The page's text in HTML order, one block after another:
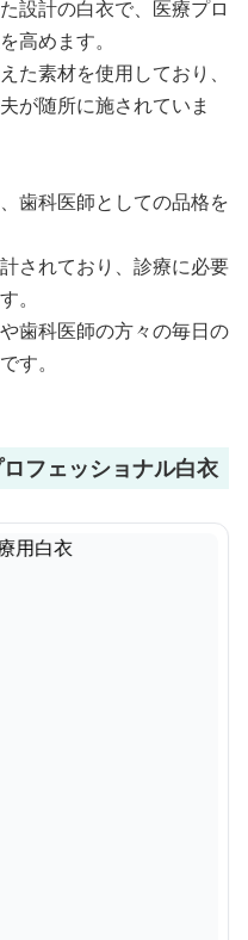
設計の白衣で、医療プロ
高めます。
た素材を使用しており、
が随所に施されていま
歯科医師としての品格を
されており、診療に必要
。
歯科医師の方々の毎日の
す。
フェッショナル白衣